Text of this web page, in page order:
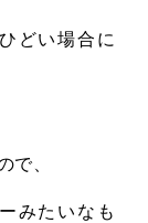
どい場合に
で、
みたいなも